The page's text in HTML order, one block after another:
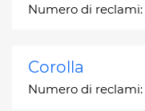
Numero di reclami:
Corolla
Numero di reclami: